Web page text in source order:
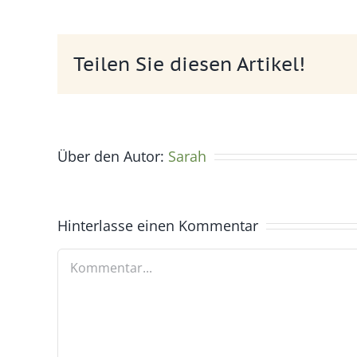
Teilen Sie diesen Artikel!
Über den Autor: Sarah
Hinterlasse einen Kommentar
Kommentar